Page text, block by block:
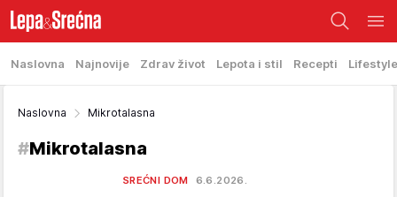
Naslovna Najnovije Zdrav život Lepota i stil Recepti Lifestyle
Naslovna Mikrotalasna
#Mikrotalasna
SREĆNI DOM 6.6.2026.